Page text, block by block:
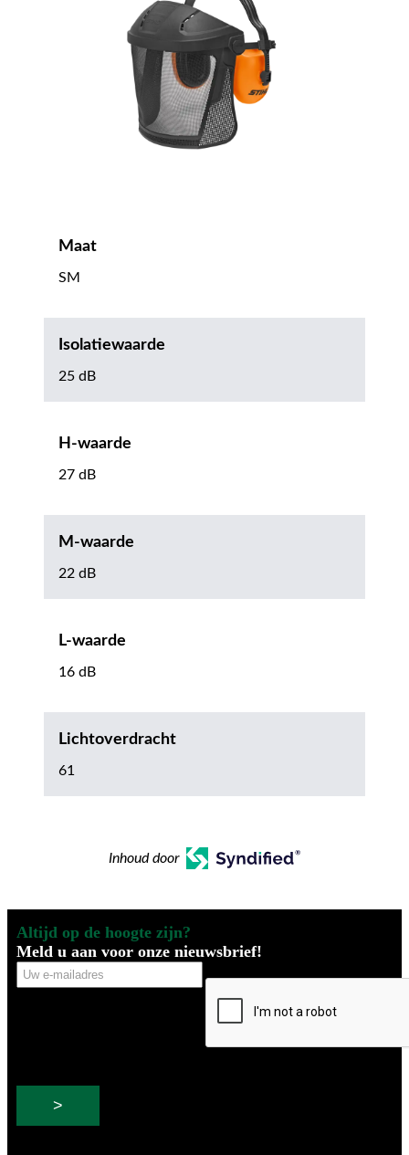
Maat
SM
Isolatiewaarde
25 dB
H-waarde
27 dB
M-waarde
22 dB
L-waarde
16 dB
Lichtoverdracht
61
Inhoud door
Altijd op de hoogte zijn?
Meld u aan voor onze nieuwsbrief!
Uw
e-